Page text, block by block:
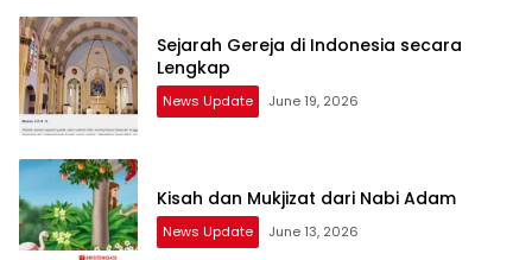
Sejarah Gereja di Indonesia secara
Lengkap
News Update June 19, 2026
Kisah dan Mukjizat dari Nabi Adam
News Update June 13, 2026